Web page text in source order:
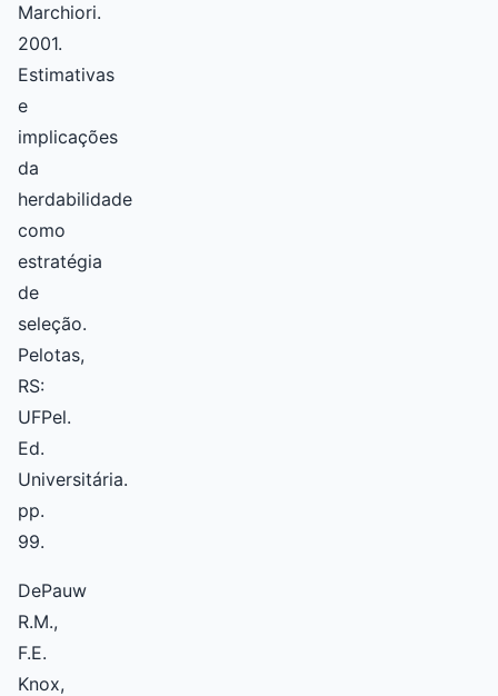
Marchiori.
2001.
Estimativas
e
implicações
da
herdabilidade
como
estratégia
de
seleção.
Pelotas,
RS:
UFPel.
Ed.
Universitária.
pp.
99.
DePauw
R.M.,
F.E.
Knox,